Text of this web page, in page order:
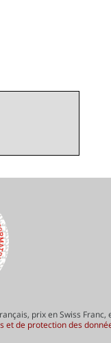
prix en Swiss Franc,
et de protection des